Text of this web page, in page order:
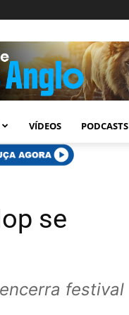
VÍDEOS PODCASTS
se
festival